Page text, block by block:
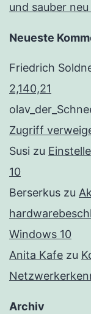
und sauber
Neueste
Friedrich
2,140,21
Zugriff
Susi zu
10
Berserkus zu
Windows 10
Anita Kafe zu
Archiv